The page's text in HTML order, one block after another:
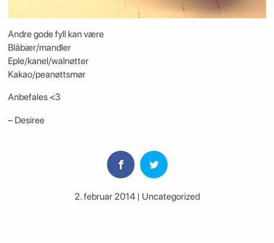
Andre gode fyll kan være
Blåbær/mandler
Eple/kanel/walnøtter
Kakao/peanøttsmør
Anbefales <3
– Desiree
2. februar 2014 | Uncategorized